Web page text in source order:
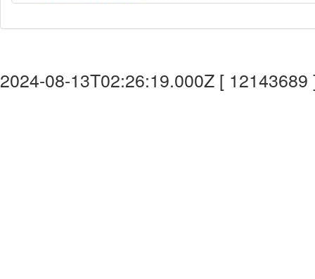
2024-08-13T02:26:19.000Z [ 12143689